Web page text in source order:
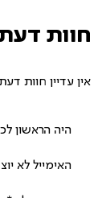
חוות
אין עדיין חוות
היה הראשון לכתוב
האימייל לא